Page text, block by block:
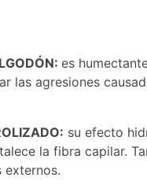
es
las agresiones
su efecto
la fibra capilar.